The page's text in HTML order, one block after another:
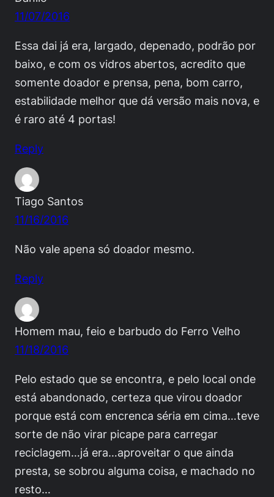
11/07/2016
Essa dai já era, largado, depenado, podrão por
baixo, e com os vidros abertos, acredito que
somente doador e prensa, pena, bom carro,
estabilidade melhor que dá versão mais nova, e
é raro até 4 portas!
Reply
Tiago Santos
11/16/2016
Não vale apena só doador mesmo.
Reply
Homem mau, feio e barbudo do Ferro Velho
11/18/2016
Pelo estado que se encontra, e pelo local onde
está abandonado, certeza que virou doador
porque está com encrenca séria em cima…teve
sorte de não virar picape para carregar
reciclagem…já era…aproveitar o que ainda
presta, se sobrou alguma coisa, e machado no
resto…